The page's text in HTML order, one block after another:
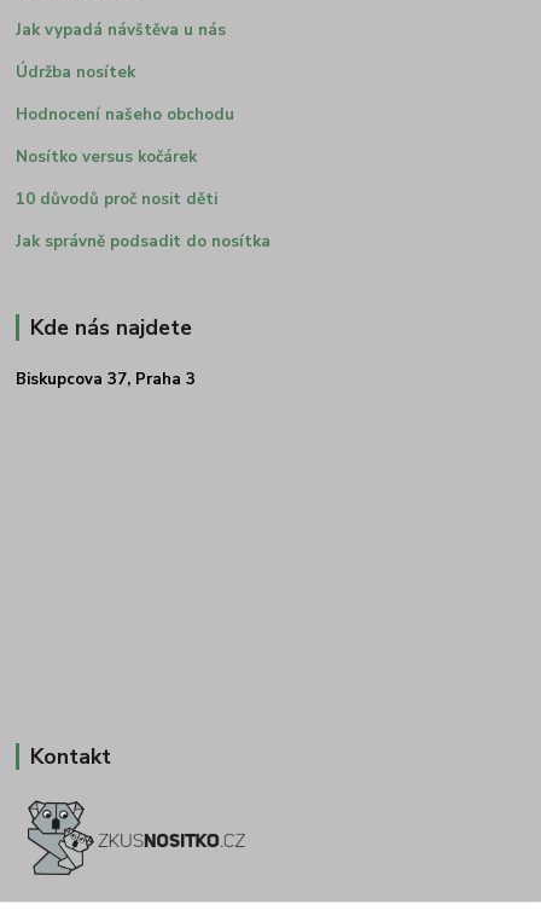
Jak vypadá návštěva u nás
Údržba nosítek
Hodnocení našeho obchodu
Nosítko versus kočárek
10 důvodů proč nosit děti
Jak správně podsadit do nosítka
Kde nás najdete
Biskupcova 37, Praha 3
Kontakt